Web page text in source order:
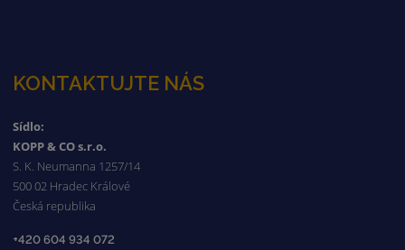
KONTAKTUJTE NÁS
Sídlo:
KOPP & CO s.r.o.
S. K. Neumanna 1257/14
500 02 Hradec Králové
Česká republika
+420 604 934 072